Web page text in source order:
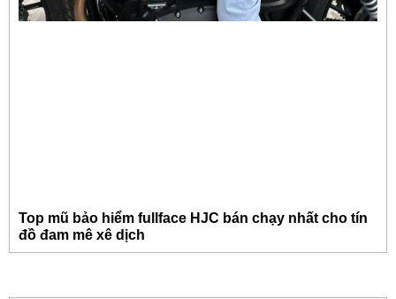
Top mũ bảo hiểm fullface HJC bán chạy nhất cho tín
đồ đam mê xê dịch